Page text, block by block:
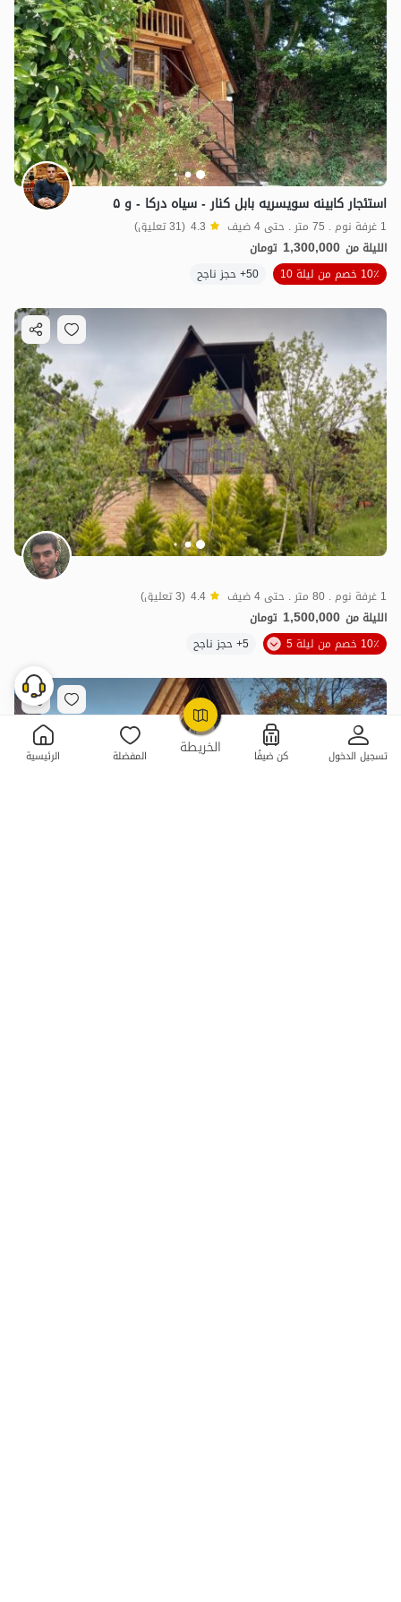
الخريطة تسجيل الدخول كن ضيفًا المفضلة الرئيسية
OpenStreetMap
استئجار کابینه سویسریه بابل کنار - سیاه درکا - و ۵
1 غرفة نوم . 75 متر . حتى 4 ضيف 4.3 (31 تعليق)
الليلة من 1,300,000 تومان
10٪ خصم من ليلة 10
50+ حجز ناجح
1 غرفة نوم . 80 متر . حتى 4 ضيف 4.4 (3 تعليق)
الليلة من 1,500,000 تومان
10٪ خصم من ليلة 5
5+ حجز ناجح